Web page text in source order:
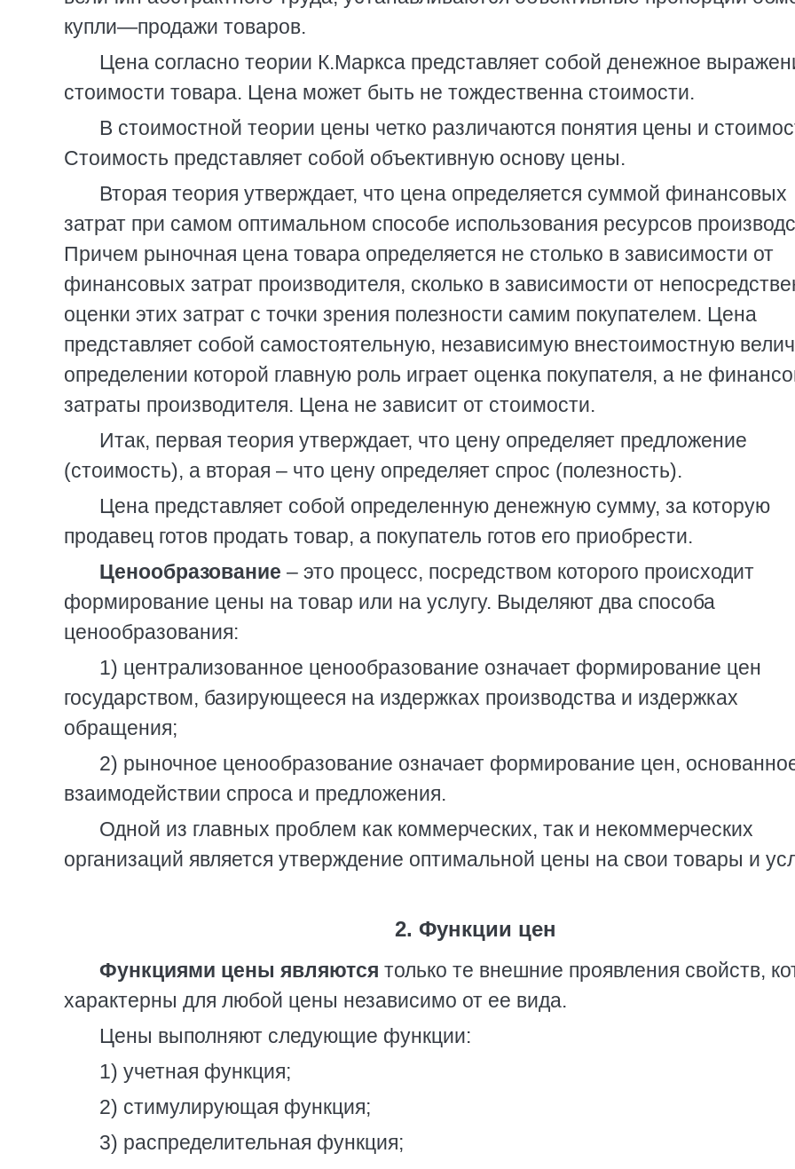
купли—продажи товаров.
Цена согласно теории К.Маркса представляет собой денежное
стоимости товара. Цена может быть не тождественна стоимости.
В стоимостной теории цены четко различаются понятия цены и
Стоимость представляет собой объективную основу цены.
Вторая теория утверждает, что цена определяется суммой финансовых
затрат при самом оптимальном способе использования ресурсов
Причем рыночная цена товара определяется не столько в зависимости от
финансовых затрат производителя, сколько в зависимости от
оценки этих затрат с точки зрения полезности самим покупателем. Цена
представляет собой самостоятельную, независимую внестоимостную
определении которой главную роль играет оценка покупателя, а не
затраты производителя. Цена не зависит от стоимости.
Итак, первая теория утверждает, что цену определяет предложение
(стоимость), а вторая – что цену определяет спрос (полезность).
Цена представляет собой определенную денежную сумму, за которую
продавец готов продать товар, а покупатель готов его приобрести.
Ценообразование – это процесс, посредством которого происходит
формирование цены на товар или на услугу. Выделяют два способа
ценообразования:
1) централизованное ценообразование означает формирование цен
государством, базирующееся на издержках производства и издержках
обращения;
2) рыночное ценообразование означает формирование цен,
взаимодействии спроса и предложения.
Одной из главных проблем как коммерческих, так и некоммерческих
организаций является утверждение оптимальной цены на свои товары и
2. Функции цен
Функциями цены являются только те внешние проявления свойств,
характерны для любой цены независимо от ее вида.
Цены выполняют следующие функции:
1) учетная функция;
2) стимулирующая функция;
3) распределительная функция;